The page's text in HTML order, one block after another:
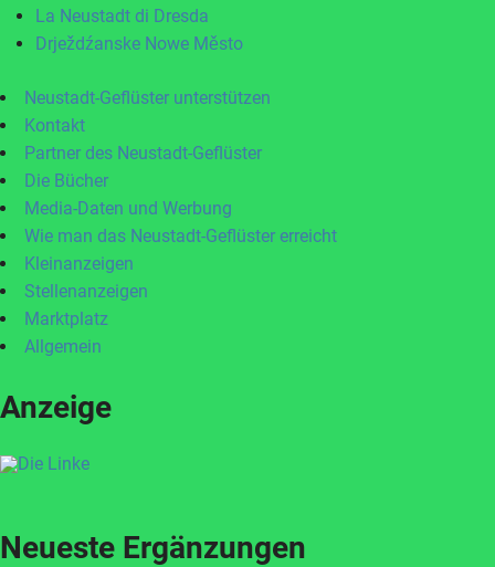
La Neustadt di Dresda
Drježdźanske Nowe Město
Neustadt-Geflüster unterstützen
Kontakt
Partner des Neustadt-Geflüster
Die Bücher
Media-Daten und Werbung
Wie man das Neustadt-Geflüster erreicht
Kleinanzeigen
Stellenanzeigen
Marktplatz
Allgemein
Anzeige
Neueste Ergänzungen